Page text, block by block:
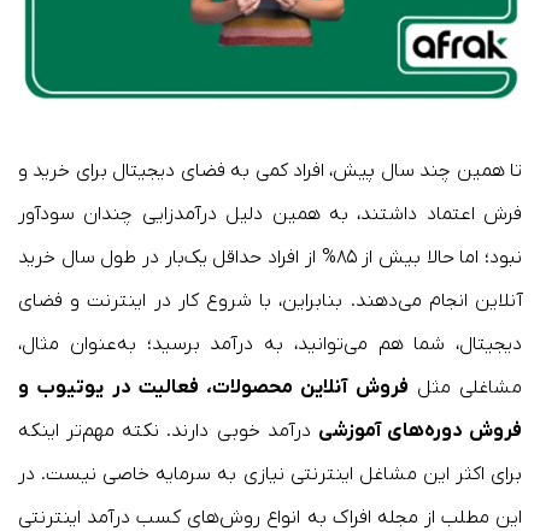
تا همین چند سال پیش، افراد کمی به فضای دیجیتال برای خرید و
فرش اعتماد داشتند، به همین دلیل درآمدزایی چندان سودآور
نبود؛ اما حالا بیش از ۸۵% از افراد حداقل یک‌بار در طول سال خرید
آنلاین انجام می‌دهند. بنابراین، با شروع کار در اینترنت و فضای
دیجیتال، شما هم می‌توانید، به درآمد برسید؛ به‌عنوان مثال،
مشاغلی مثل فروش آنلاین محصولات، فعالیت در یوتیوب و
فروش دوره‌های آموزشی درآمد خوبی دارند. نکته مهم‌تر اینکه
برای اکثر این مشاغل اینترنتی نیازی به سرمایه خاصی نیست. در
این مطلب از مجله افراک به انواع روش‌های کسب درآمد اینترنتی